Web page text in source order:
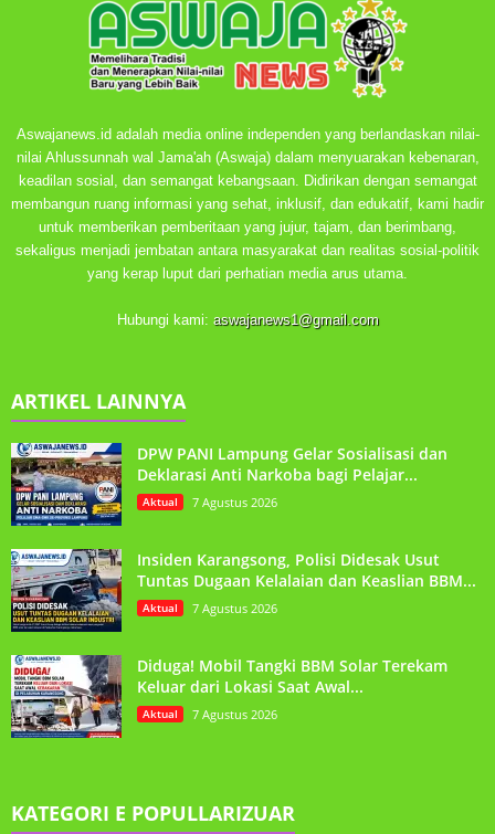
Aswajanews.id adalah media online independen yang berlandaskan nilai-
nilai Ahlussunnah wal Jama'ah (Aswaja) dalam menyuarakan kebenaran,
keadilan sosial, dan semangat kebangsaan. Didirikan dengan semangat
membangun ruang informasi yang sehat, inklusif, dan edukatif, kami hadir
untuk memberikan pemberitaan yang jujur, tajam, dan berimbang,
sekaligus menjadi jembatan antara masyarakat dan realitas sosial-politik
yang kerap luput dari perhatian media arus utama.
Hubungi kami: aswajanews1@gmail.com
ARTIKEL LAINNYA
DPW PANI Lampung Gelar Sosialisasi dan
Deklarasi Anti Narkoba bagi Pelajar...
Aktual 7 Agustus 2026
Insiden Karangsong, Polisi Didesak Usut
Tuntas Dugaan Kelalaian dan Keaslian BBM...
Aktual 7 Agustus 2026
Diduga! Mobil Tangki BBM Solar Terekam
Keluar dari Lokasi Saat Awal...
Aktual 7 Agustus 2026
KATEGORI E POPULLARIZUAR